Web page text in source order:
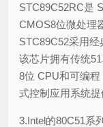
STC89C52RC是
CMOS8位微处理
STC89C52采用
该芯片拥有传统
8位 CPU和可编程
式控制应用系统提
3.Intel的80C51系列